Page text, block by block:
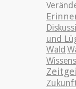
und
Wald